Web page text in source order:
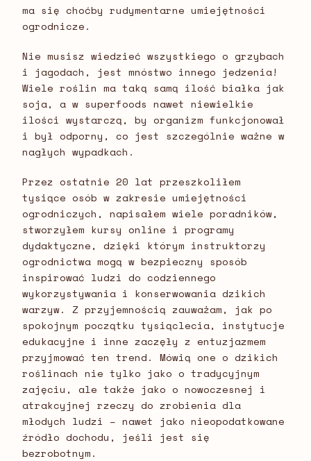
ma się choćby rudymentarne umiejętności
ogrodnicze.
Nie musisz wiedzieć wszystkiego o grzybach
i jagodach, jest mnóstwo innego jedzenia!
Wiele roślin ma taką samą ilość białka jak
soja, a w superfoods nawet niewielkie
ilości wystarczą, by organizm funkcjonował
i był odporny, co jest szczególnie ważne w
nagłych wypadkach.
Przez ostatnie 20 lat przeszkoliłem
tysiące osób w zakresie umiejętności
ogrodniczych, napisałem wiele poradników,
stworzyłem kursy online i programy
dydaktyczne, dzięki którym instruktorzy
ogrodnictwa mogą w bezpieczny sposób
inspirować ludzi do codziennego
wykorzystywania i konserwowania dzikich
warzyw. Z przyjemnością zauważam, jak po
spokojnym początku tysiąclecia, instytucje
edukacyjne i inne zaczęły z entuzjazmem
przyjmować ten trend. Mówią one o dzikich
roślinach nie tylko jako o tradycyjnym
zajęciu, ale także jako o nowoczesnej i
atrakcyjnej rzeczy do zrobienia dla
młodych ludzi – nawet jako nieopodatkowane
źródło dochodu, jeśli jest się
bezrobotnym.